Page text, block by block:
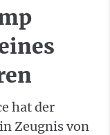
hat der
Zeugnis von